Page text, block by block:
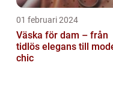
01 februari 2024
Väska för dam – från
tidlös elegans till
chic